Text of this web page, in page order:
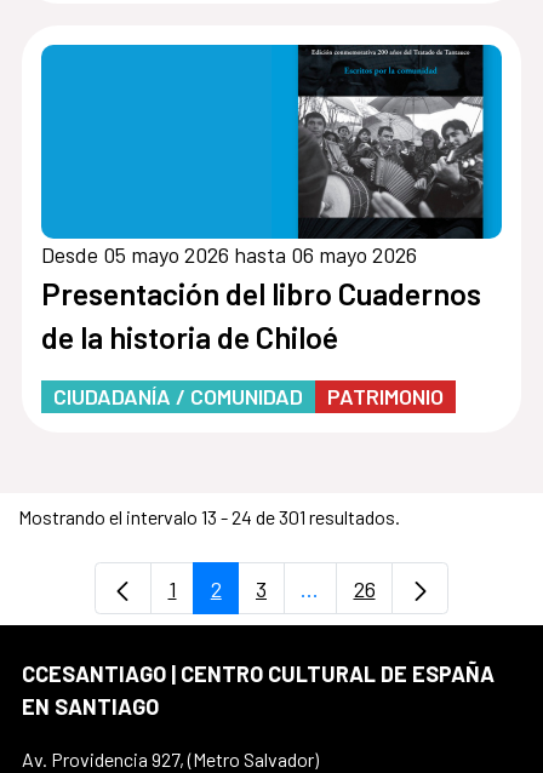
Desde 05 mayo 2026 hasta 06 mayo 2026
Presentación del libro Cuadernos
de la historia de Chiloé
CIUDADANÍA / COMUNIDAD PATRIMONIO
Mostrando el intervalo 13 - 24 de 301 resultados.
Página
1 Página
2 Página
3 ...Páginas intermedias
Página
26
CCESANTIAGO | CENTRO CULTURAL DE ESPAÑA
EN SANTIAGO
Av. Providencia 927, (Metro Salvador)